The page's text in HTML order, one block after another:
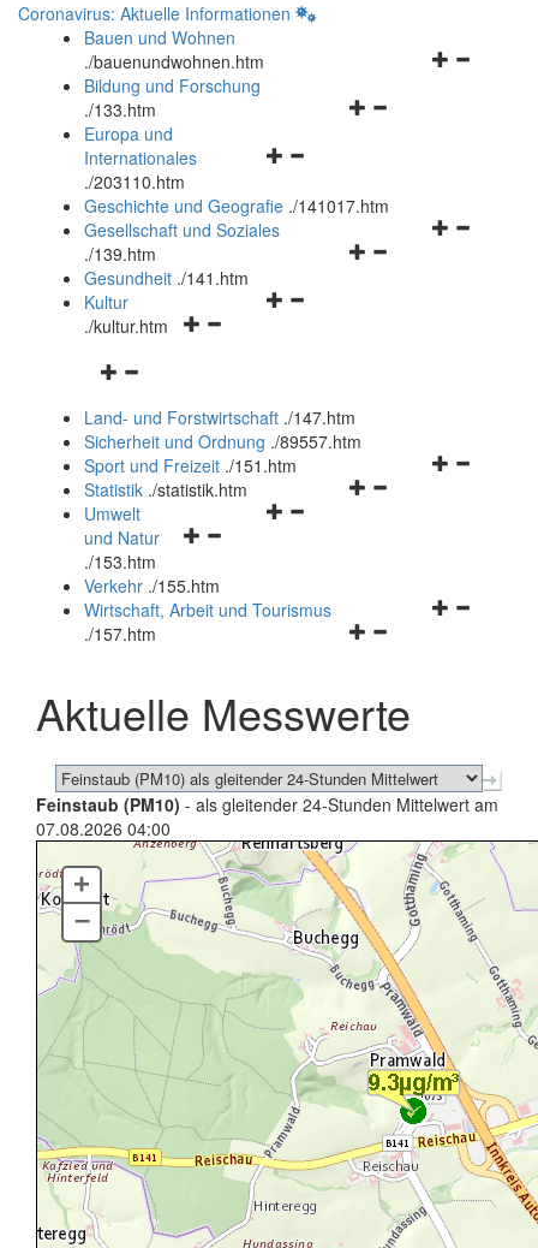
Coronavirus: Aktuelle Informationen
Bauen und Wohnen
./bauenundwohnen.htm
Navigationsmenü
Bildung und Forschung
./133.htm
Navigationsmenü
und
schließen
Europa und
Internationales
./203110.htm
Geschichte und Geografie ./141017.htm
Navigationsmenü
Gesellschaft und Soziales
./139.htm
Navigationsmenü
Gesundheit ./141.htm
Navigationsmenü
Kultur
./kultur.htm
Navigationsmenü
und
schließen
Land- und Forstwirtschaft ./147.htm
Sicherheit und Ordnung ./89557.htm
Navigationsmenü
Sport und Freizeit ./151.htm
Navigationsmenü
Statistik ./statistik.htm
Navigationsmenü
und
schließen
Umwelt
und Natur
./153.htm
Verkehr ./155.htm
Navigationsmenü
schließen
Wirtschaft, Arbeit und Tourismus
./157.htm
Aktuelle Messwerte
Feinstaub (PM10) - als gleitender 24-Stunden Mittelwert am
07.08.2026 04:00
+
–